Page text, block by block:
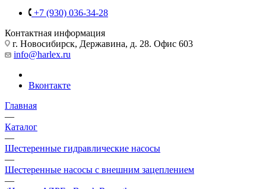
+7 (930) 036-34-28
Контактная информация
г. Новосибирск, Державина, д. 28. Офис 603
info@harlex.ru
Вконтакте
Главная
—
Каталог
—
Шестеренные гидравлические насосы
—
Шестеренные насосы с внешним зацеплением
—